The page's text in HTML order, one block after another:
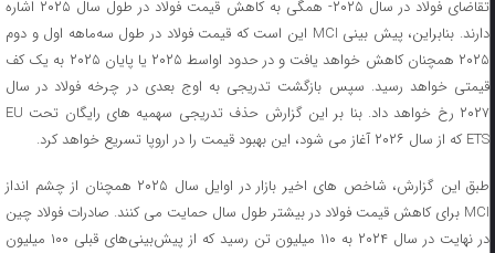
تقاضای فولاد در سال ۲۰۲۵- همگی به کاهش قیمت فولاد در طول سال ۲۰۲۵ اشاره
دارند. بنابراین، پیش ‌بینی MCI این است که قیمت فولاد در طول سه‌ماهه اول و دوم
۲۰۲۵ همچنان کاهش خواهد یافت و در حدود اواسط ۲۰۲۵ یا پایان ۲۰۲۵ به یک کف
قیمتی خواهد رسید. سپس بازگشت تدریجی به اوج بعدی در چرخه فولاد در سال
۲۰۲۷ رخ خواهد داد. بنا بر این گزارش حذف تدریجی سهمیه ‌های رایگان تحت EU
ETS که از سال ۲۰۲۶ آغاز می‌ شود، این بهبود قیمت را در اروپا تسریع خواهد کرد.
طبق این گزارش، شاخص ‌های اخیر بازار در اوایل سال ۲۰۲۵ همچنان از چشم ‌انداز
MCI برای کاهش قیمت فولاد در بیشتر طول سال حمایت می ‌کنند. صادرات فولاد چین
در نهایت در سال ۲۰۲۴ به ۱۱۰ میلیون تن رسید که از پیش‌بینی‌های قبلی ۱۰۰ میلیون